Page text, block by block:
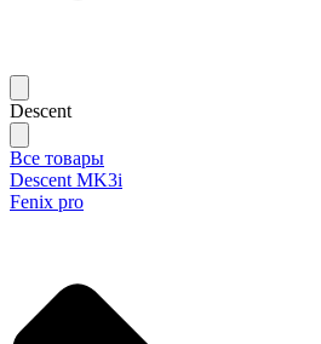
Descent
Все товары
Descent MK3i
Fenix pro